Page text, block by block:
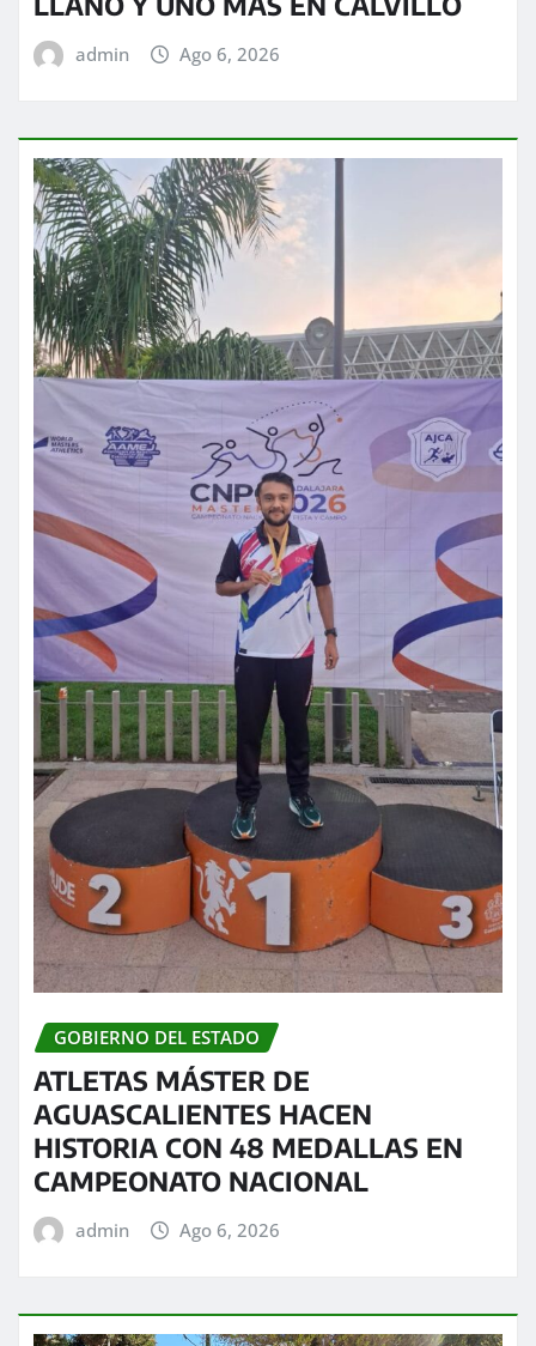
admin Ago 6, 2026
GOBIERNO DEL ESTADO
ATLETAS MÁSTER DE
AGUASCALIENTES HACEN
HISTORIA CON 48 MEDALLAS EN
CAMPEONATO NACIONAL
admin Ago 6, 2026